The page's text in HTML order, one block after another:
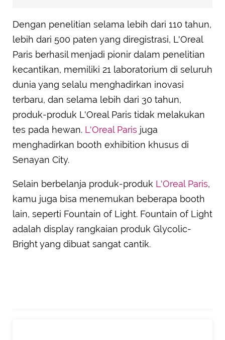
Dengan penelitian selama lebih dari 110 tahun,
lebih dari 500 paten yang diregistrasi, L'Oreal
Paris berhasil menjadi pionir dalam penelitian
kecantikan, memiliki 21 laboratorium di seluruh
dunia yang selalu menghadirkan inovasi
terbaru, dan selama lebih dari 30 tahun,
produk-produk L'Oreal Paris tidak melakukan
tes pada hewan. L'Oreal Paris juga
menghadirkan booth exhibition khusus di
Senayan City.
Selain berbelanja produk-produk L'Oreal Paris,
kamu juga bisa menemukan beberapa booth
lain, seperti Fountain of Light. Fountain of Light
adalah display rangkaian produk Glycolic-
Bright yang dibuat sangat cantik.